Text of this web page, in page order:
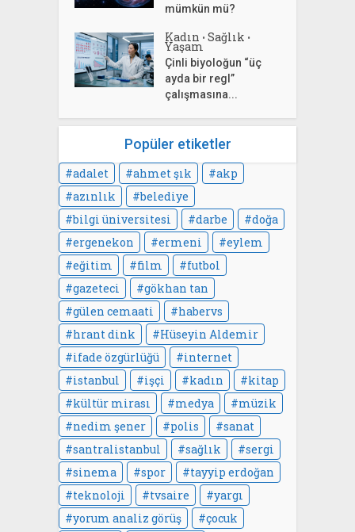
mümkün mü?
Kadın • Sağlık •
Yaşam
Çinli biyoloğun “üç
ayda bir regl”
çalışmasına...
Popüler etiketler
adalet ahmet şık
akp
azınlık
belediye
bilgi üniversitesi
darbe
doğa
ergenekon
ermeni
eylem
eğitim
film
futbol
gazeteci
gökhan tan
gülen cemaati
habervs
hrant dink
Hüseyin Aldemir
ifade özgürlüğü
internet
istanbul
işçi kadın
kitap
kültür mirası
medya
müzik
nedim şener
polis
sanat
santralistanbul
sağlık
sergi
sinema
spor
tayyip erdoğan
teknoloji
tvsaire
yargı
yorum analiz görüş
çocuk